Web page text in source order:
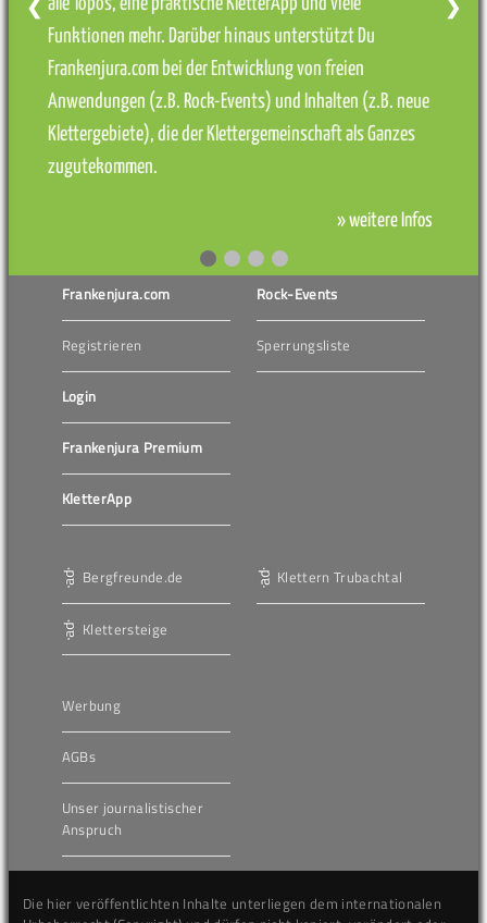
alle Topos, eine praktische KletterApp und viele
Funktionen mehr. Darüber hinaus unterstützt Du
Frankenjura.com bei der Entwicklung von freien
Anwendungen (z.B. Rock-Events) und Inhalten (z.B. neue
Klettergebiete), die der Klettergemeinschaft als Ganzes
zugutekommen.
» weitere Infos
❮ ❯
Frankenjura.com
Registrieren
Login
Frankenjura Premium
KletterApp
Rock-Events
Sperrungsliste
Bergfreunde.de
Klettersteige
Klettern Trubachtal
Werbung
AGBs
Unser journalistischer
Anspruch
Die hier veröffentlichten Inhalte unterliegen dem internationalen